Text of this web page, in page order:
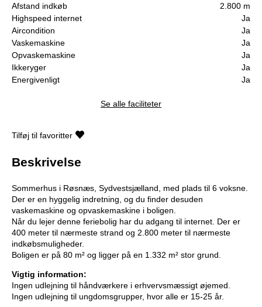
Afstand indkøb
2.800 m
Highspeed internet
Ja
Aircondition
Ja
Vaskemaskine
Ja
Opvaskemaskine
Ja
Ikkeryger
Ja
Energivenligt
Ja
Se alle faciliteter
Tilføj til favoritter
Beskrivelse
Sommerhus i Røsnæs, Sydvestsjælland, med plads til 6 voksne.
Der er en hyggelig indretning, og du finder desuden
vaskemaskine og opvaskemaskine i boligen.
Når du lejer denne feriebolig har du adgang til internet. Der er
400 meter til nærmeste strand og 2.800 meter til nærmeste
indkøbsmuligheder.
Boligen er på 80 m² og ligger på en 1.332 m² stor grund.
Vigtig information:
Ingen udlejning til håndværkere i erhvervsmæssigt øjemed.
Ingen udlejning til ungdomsgrupper, hvor alle er 15-25 år.